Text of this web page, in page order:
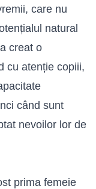
care nu
natural
creat o
cu atenție copiii,
când sunt
nevoilor lor de
prima femeie